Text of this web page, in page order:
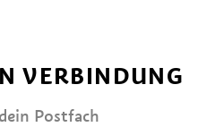
VERBINDUNG
Postfach